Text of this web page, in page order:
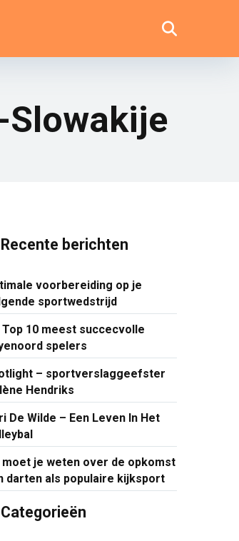
Slowakije
Recente berichten
voorbereiding op je
sportwedstrijd
Top 10 meest succecvolle
spelers
– sportverslaggeefster
Hendriks
De Wilde – Een Leven In Het
moet je weten over de opkomst
darten als populaire kijksport
Categorieën